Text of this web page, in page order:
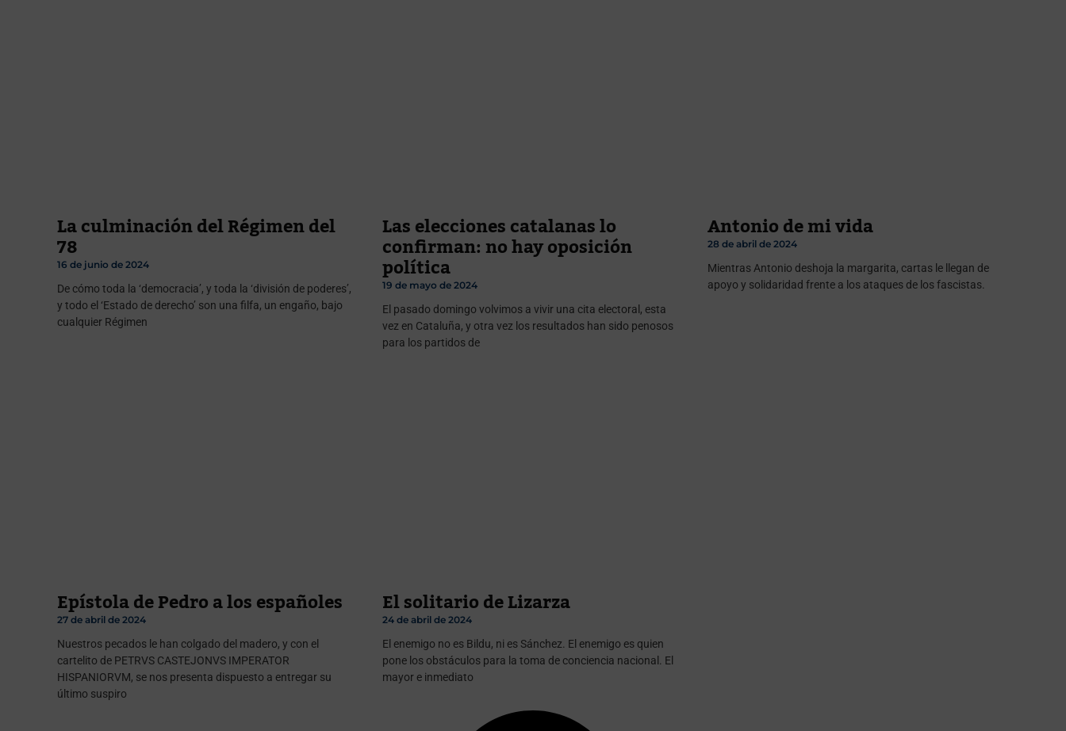
La culminación del Régimen del
78
16 de junio de 2024
De cómo toda la ‘democracia’, y toda la ‘división de poderes’,
y todo el ‘Estado de derecho’ son una filfa, un engaño, bajo
cualquier Régimen
Las elecciones catalanas lo
confirman: no hay oposición
política
19 de mayo de 2024
El pasado domingo volvimos a vivir una cita electoral, esta
vez en Cataluña, y otra vez los resultados han sido penosos
para los partidos de
Antonio de mi vida
28 de abril de 2024
Mientras Antonio deshoja la margarita, cartas le llegan de
apoyo y solidaridad frente a los ataques de los fascistas.
Epístola de Pedro a los españoles
27 de abril de 2024
Nuestros pecados le han colgado del madero, y con el
cartelito de PETRVS CASTEJONVS IMPERATOR
HISPANIORVM, se nos presenta dispuesto a entregar su
último suspiro
El solitario de Lizarza
24 de abril de 2024
El enemigo no es Bildu, ni es Sánchez. El enemigo es quien
pone los obstáculos para la toma de conciencia nacional. El
mayor e inmediato